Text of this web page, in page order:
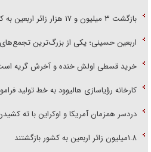
بازگشت ۳ میلیون و ۱۷ هزار زائر اربعین به کشور
اربعین حسینی؛ یکی از بزرگ‌ترین تجمع‌های
خرید قسطی اولش خنده و آخرش گریه
کارخانه رؤیاسازی هالیوود به خط تولید
دردسر همزمان آمریکا و اوکراین با ته
۱.۸میلیون زائر اربعین به کشور بازگشتند